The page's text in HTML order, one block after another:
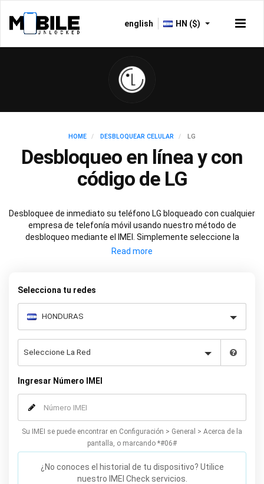
english HN ($)
HOME DESBLOQUEAR CELULAR LG
Desbloqueo en línea y con
código de LG
Desbloquee de inmediato su teléfono LG bloqueado con cualquier
empresa de telefonía móvil usando nuestro método de
desbloqueo mediante el IMEI. Simplemente seleccione la
empresa de telefonía móvil con la que su LG esté bloqueado y
Selecciona tu redes
Ingresar Número IMEI
Su IMEI se puede encontrar en Configuración > General > Acerca de la
pantalla, o marcando *#06#
¿No conoces el historial de tu dispositivo? Utilice
nuestro IMEI Check servicios.